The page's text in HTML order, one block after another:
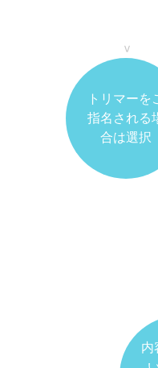
トリマーを
指名される
合は選択
内